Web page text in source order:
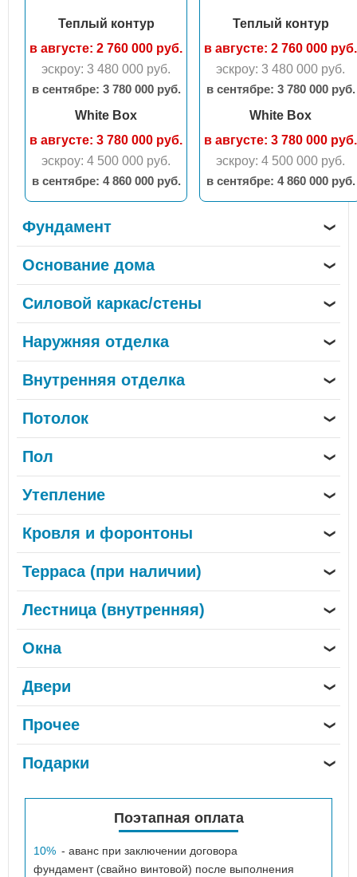
Теплый контур
в августе: 2 760 000 руб.
эскроу: 3 480 000 руб.
в сентябрe: 3 780 000 руб.
White Box
в августе: 3 780 000 руб.
эскроу: 4 500 000 руб.
в сентябрe: 4 860 000 руб.
Теплый контур
в августе: 2 760 000 руб.
эскроу: 3 480 000 руб.
в сентябрe: 3 780 000 руб.
White Box
в августе: 3 780 000 руб.
эскроу: 4 500 000 руб.
в сентябрe: 4 860 000 руб.
Фундамент ❯
Основание дома ❯
Силовой каркас/стены ❯
Наружняя отделка ❯
Внутренняя отделка ❯
Потолок ❯
Пол ❯
Утепление ❯
Кровля и форонтоны ❯
Терраса (при наличии) ❯
Лестница (внутренняя) ❯
Окна ❯
Двери ❯
Прочее ❯
Подарки ❯
Поэтапная оплата
10% - аванс при заключении договора
фундамент (свайно винтовой) после выполнения